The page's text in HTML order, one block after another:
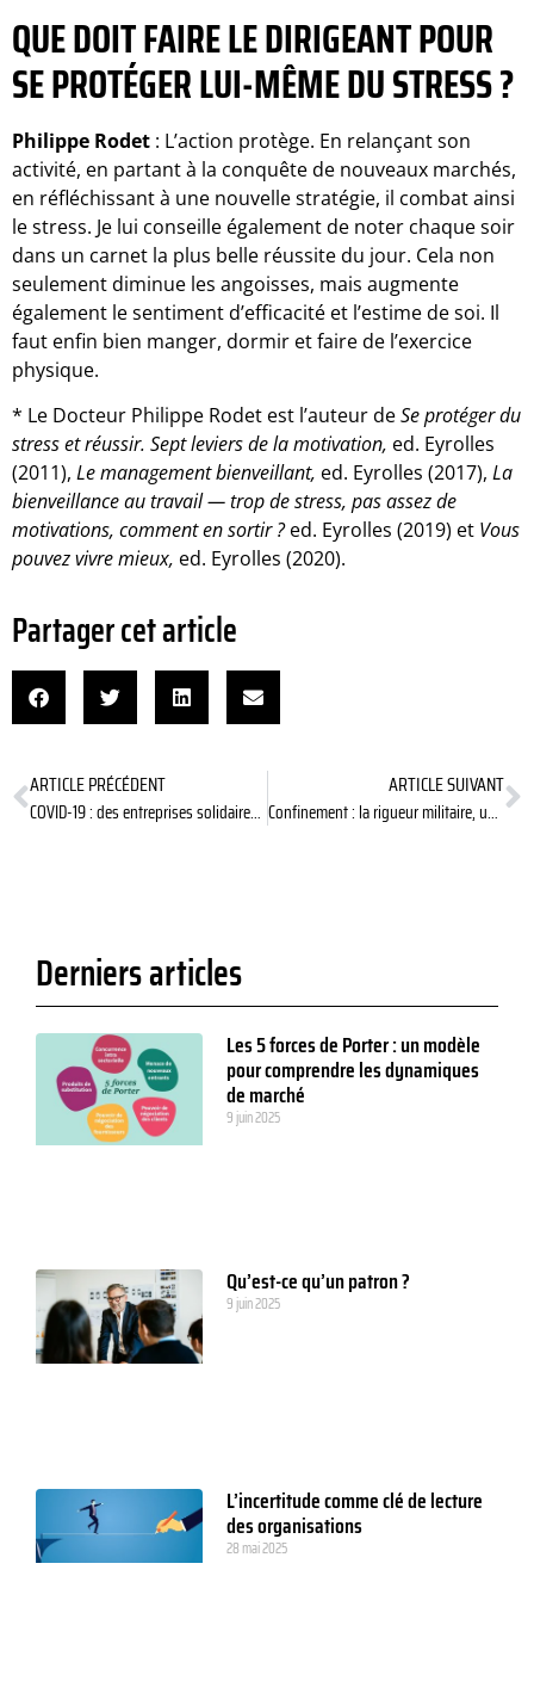
QUE DOIT FAIRE LE DIRIGEANT POUR
SE PROTÉGER LUI-MÊME DU STRESS ?
Philippe Rodet : L’action protège. En relançant son
activité, en partant à la conquête de nouveaux marchés,
en réfléchissant à une nouvelle stratégie, il combat ainsi
le stress. Je lui conseille également de noter chaque soir
dans un carnet la plus belle réussite du jour. Cela non
seulement diminue les angoisses, mais augmente
également le sentiment d’efficacité et l’estime de soi. Il
faut enfin bien manger, dormir et faire de l’exercice
physique.
* Le Docteur Philippe Rodet est l’auteur deSe protéger du
stress et réussir. Sept leviers de la motivation, ed. Eyrolles
(2011), Le management bienveillant, ed. Eyrolles (2017), La
bienveillance au travail—trop de stress, pas assez de
motivations, comment en sortir?ed. Eyrolles (2019) et Vous
pouvez vivre mieux, ed. Eyrolles (2020).
Partager cet article
ARTICLE PRÉCÉDENT
COVID-19 : des entreprises solidaires en PACA
ARTICLE SUIVANT
Confinement : la rigueur militaire, une attitude pour l’avenir ? (1/2)
Derniers articles
Les 5 forces de Porter : un modèle
pour comprendre les dynamiques
de marché
9 juin 2025
Qu’est-ce qu’un patron ?
9 juin 2025
L’incertitude comme clé de lecture
des organisations
28 mai 2025